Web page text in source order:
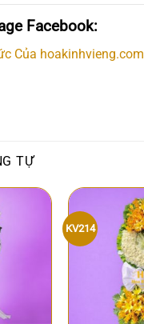
Facebook:
Của hoakinhvieng.com
TỰ
KV214